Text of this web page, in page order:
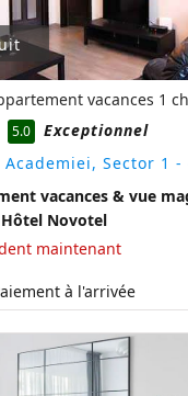
vacances 1
5.0
Exceptionnel
Academiei, Sector 1 -
vacances & vue
Novotel
maintenant
à l'arrivée